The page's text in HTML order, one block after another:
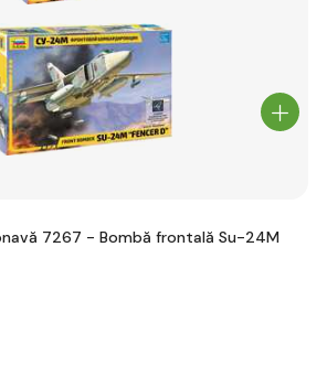
7267 - Bombă frontală Su-24M